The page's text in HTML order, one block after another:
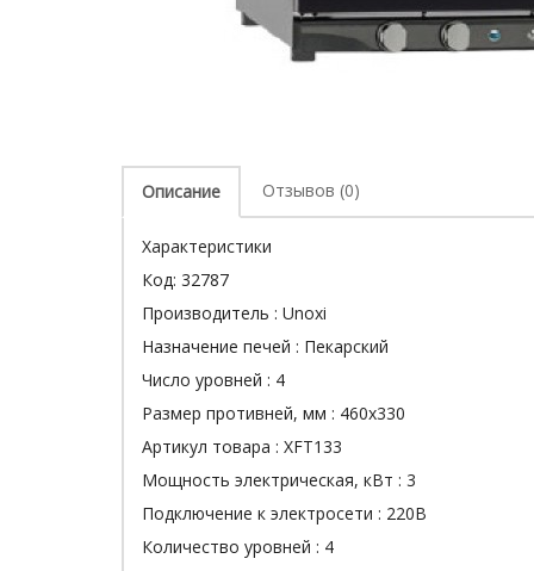
Описание Отзывов (0)
Характеристики
Код: 32787
Производитель : Unoxi
Назначение печей : Пекарский
Число уровней : 4
Размер противней, мм : 460х330
Артикул товара : XFT133
Мощность электрическая, кВт : 3
Подключение к электросети : 220В
Количество уровней : 4